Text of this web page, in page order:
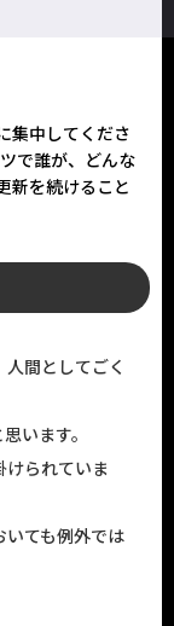
集中してくださ
で誰が、どんな
新を続けること
人間としてごく
います。
けられていま
いても例外では